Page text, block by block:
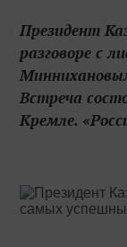
Президент
разговоре с
Встреча
Кремле.